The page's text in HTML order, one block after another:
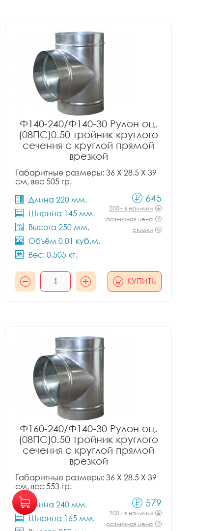
Ф140-240/Ф140-30 Рулон оц.
(08ПС)0.50 тройник круглого
сечения с круглой прямой
врезкой
Габаритные размеры: 36 X 28.5 X 39
см, вес 505 гр.
Длина 220 мм.
Ширина 145 мм.
Высота 250 мм.
Объём 0.01 куб.м.
Вес: 0.505 кг.
645
200+ в наличии
розничная цена
скидки
КУПИТЬ
Ф160-240/Ф140-30 Рулон оц.
(08ПС)0.50 тройник круглого
сечения с круглой прямой
врезкой
Габаритные размеры: 36 X 28.5 X 39
см, вес 553 гр.
Длина 240 мм.
Ширина 165 мм.
579
200+ в наличии
розничная цена